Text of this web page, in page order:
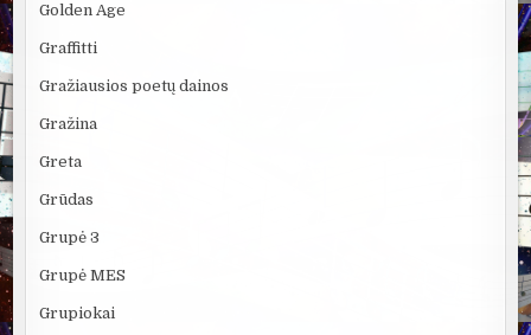
Golden Age
Graffitti
Gražiausios poetų dainos
Gražina
Greta
Grūdas
Grupė 3
Grupė MES
Grupiokai